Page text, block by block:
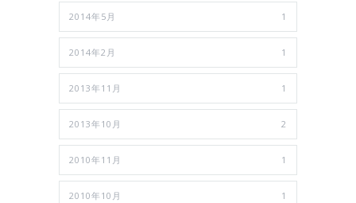
2014年5月 1
2014年2月 1
2013年11月 1
2013年10月 2
2010年11月 1
2010年10月 1